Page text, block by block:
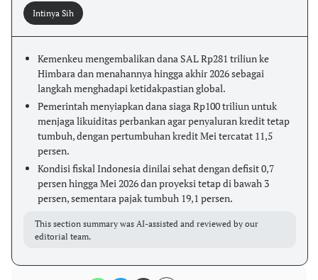
Intinya Sih
Kemenkeu mengembalikan dana SAL Rp281 triliun ke
Himbara dan menahannya hingga akhir 2026 sebagai
langkah menghadapi ketidakpastian global.
Pemerintah menyiapkan dana siaga Rp100 triliun untuk
menjaga likuiditas perbankan agar penyaluran kredit tetap
tumbuh, dengan pertumbuhan kredit Mei tercatat 11,5
persen.
Kondisi fiskal Indonesia dinilai sehat dengan defisit 0,7
persen hingga Mei 2026 dan proyeksi tetap di bawah 3
persen, sementara pajak tumbuh 19,1 persen.
This section summary was AI-assisted and reviewed by our
editorial team.